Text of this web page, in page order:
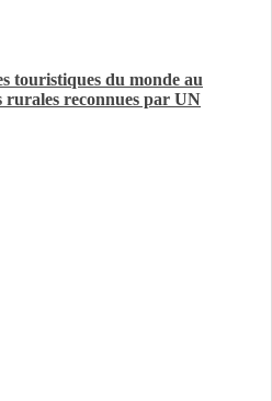
touristiques du monde au
rurales reconnues par UN